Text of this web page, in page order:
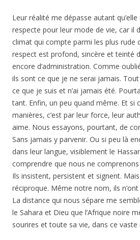
Leur réalité me dépasse autant qu’elle
respecte pour leur mode de vie, car il
climat qui compte parmi les plus rude
respect est profond, sincère et teinté
encore d’administration. Comme
ils sont ce que je ne serai jamais.
ce que je suis et n’ai jamais été.
tant. Enfin, un peu quand même. Et si
manières, c’est par leur force, leur
aime. Nous essayons, pourtant, de
Sans jamais y parvenir. Ou si peu là
dans leur langue, visiblement le
comprendre que nous ne comprenons
Ils insistent, persistent et signent. Mais
réciproque. Même notre nom, ils n’ont
La distance qui nous sépare me
le Sahara et Dieu que l’Afrique noire
sourires et toute sa vie, dans ce vaste